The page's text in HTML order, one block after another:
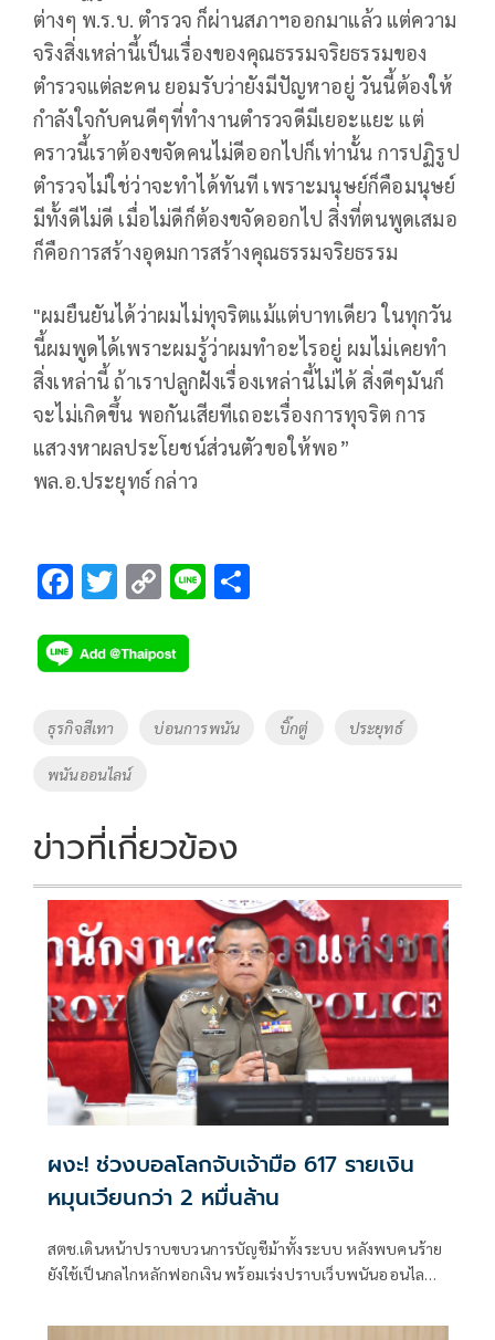
ต่างๆ พ.ร.บ. ตำรวจ ก็ผ่านสภาฯออกมาแล้ว แต่ความ
จริงสิ่งเหล่านี้เป็นเรื่องของคุณธรรมจริยธรรมของ
ตำรวจแต่ละคน ยอมรับว่ายังมีปัญหาอยู่ วันนี้ต้องให้
กำลังใจกับคนดีๆที่ทำงานตำรวจดีมีเยอะแยะ แต่
คราวนี้เราต้องขจัดคนไม่ดีออกไปก็เท่านั้น การปฏิรูป
ตำรวจไม่ใช่ว่าจะทำได้ทันที เพราะมนุษย์ก็คือมนุษย์
มีทั้งดีไม่ดี เมื่อไม่ดีก็ต้องขจัดออกไป สิ่งที่ตนพูดเสมอ
ก็คือการสร้างอุดมการสร้างคุณธรรมจริยธรรม
"ผมยืนยันได้ว่าผมไม่ทุจริตแม้แต่บาทเดียว ในทุกวัน
นี้ผมพูดได้เพราะผมรู้ว่าผมทำอะไรอยู่ ผมไม่เคยทำ
สิ่งเหล่านี้ ถ้าเราปลูกฝังเรื่องเหล่านี้ไม่ได้ สิ่งดีๆมันก็
จะไม่เกิดขึ้น พอกันเสียทีเถอะเรื่องการทุจริต การ
แสวงหาผลประโยชน์ส่วนตัวขอให้พอ”
พล.อ.ประยุทธ์ กล่าว
F
e
b
o
k
T
tt
er
C
p
y
Li
Li
Tags
ธุรกิจสีเทา บ่อนการพนัน บิ๊กตู่ ประยุทธ์
พนันออนไลน์
ข่าวที่เกี่ยวข้อง
ผงะ! ช่วงบอลโลกจับเจ้ามือ 617 รายเงิน
หมุนเวียนกว่า 2 หมื่นล้าน
สตช.เดินหน้าปราบขบวนการบัญชีม้าทั้งระบบ หลังพบคนร้าย
ยังใช้เป็นกลไกหลักฟอกเงิน พร้อมเร่งปราบเว็บพนันออนไลน์
หมุนเวียนกว่า 2 หมื่นล้าน